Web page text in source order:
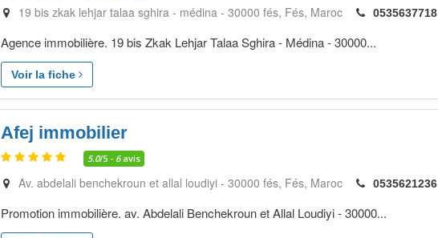
19 bis zkak lehjar talaa sghira - médina - 30000 fés Fés Maroc 0535637718
Agence immobilière. 19 bis Zkak Lehjar Talaa Sghira - Médina - 30000...
Voir la fiche
Afej immobilier
5.0/5 - 6avis
Av. abdelali benchekroun et allal loudiyi - 30000 fés Fés Maroc 0535621236
Promotion immobilière. av. Abdelali Benchekroun et Allal Loudiyi - 30000...